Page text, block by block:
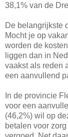
38,1% van de
De belangrijkste
Mocht je op
worden de
liggen dan in
vaakst als reden
een aanvullend
In de provincie
voor een
(46,2%) wil op
betalen voor